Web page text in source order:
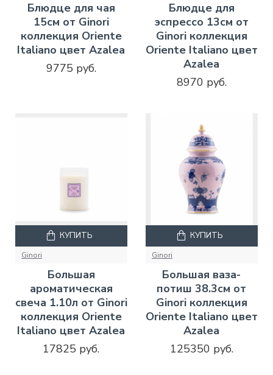
Блюдце для чая
15см от Ginori
коллекция Oriente
Italiano цвет Azalea
9775 руб.
Блюдце для
эспрессо 13см от
Ginori коллекция
Oriente Italiano цвет
Azalea
8970 руб.
Ginori
Большая
ароматическая
свеча 1.10л от Ginori
коллекция Oriente
Italiano цвет Azalea
17825 руб.
КУПИТЬ
Ginori
Большая ваза-
потиш 38.3см от
Ginori коллекция
Oriente Italiano цвет
Azalea
125350 руб.
КУПИТЬ